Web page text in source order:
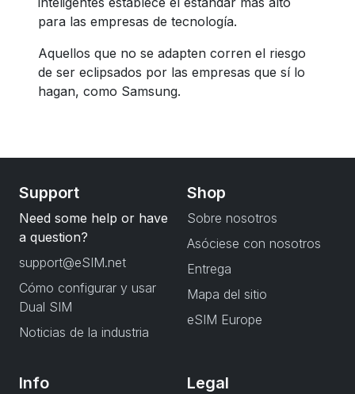
para las empresas de tecnología.
Aquellos que no se adapten corren el riesgo
de ser eclipsados por las empresas que sí lo
hagan, como Samsung.
Support
Need some help or have
a question?
support@eSIM.net
Cómo configurar y usar
Dual SIM
Noticias de la industria
Shop
Sobre nosotros
Asóciese con nosotros
Entrega
Mapa del sitio
eSIM Europe
Info Legal